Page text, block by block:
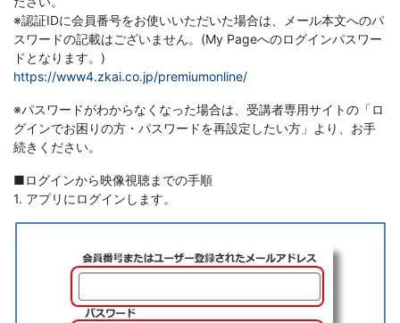
※認証IDに会員番号をお使いいただいた場合は、メール本文へのパ
スワードの記載はございません。(My Pageへのログインパスワー
ドとなります。)
https://www4.zkai.co.jp/premiumonline/
※パスワードがわからなくなった場合は、受講者専用サイトの「ロ
グインでお困りの方・パスワードを再設定したい方」より、お手
続きください。
■ログインから映像視聴までの手順
1. アプリにログインします。